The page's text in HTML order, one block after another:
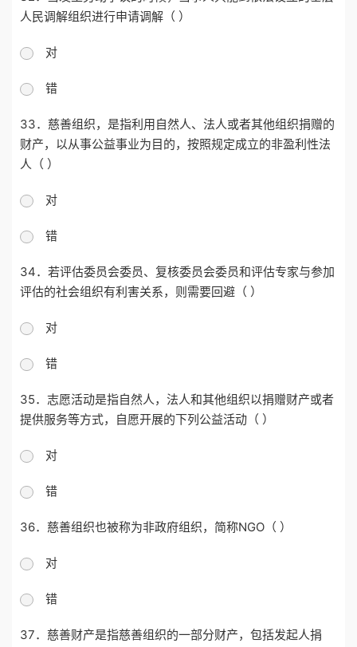
人民调解组织进行申请调解（ ）
对
错
33．慈善组织，是指利用自然人、法人或者其他组织捐赠的
财产，以从事公益事业为目的，按照规定成立的非盈利性法
人（ ）
对
错
34．若评估委员会委员、复核委员会委员和评估专家与参加
评估的社会组织有利害关系，则需要回避（ ）
对
错
35．志愿活动是指自然人，法人和其他组织以捐赠财产或者
提供服务等方式，自愿开展的下列公益活动（ ）
对
错
36．慈善组织也被称为非政府组织，简称NGO（ ）
对
错
37．慈善财产是指慈善组织的一部分财产，包括发起人捐